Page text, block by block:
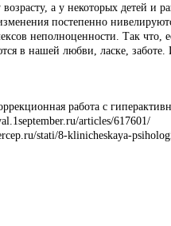
а у некоторых детей
постепенно
неполноценности. Так что,
в нашей любви, ласке,
работа с
articles/617601/
stati/8-klinicheskaya-